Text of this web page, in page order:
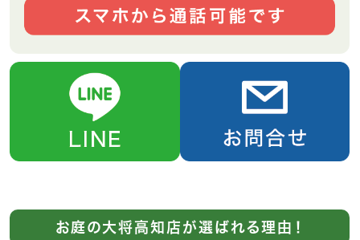
お庭の大将高知店が選ばれる理由！